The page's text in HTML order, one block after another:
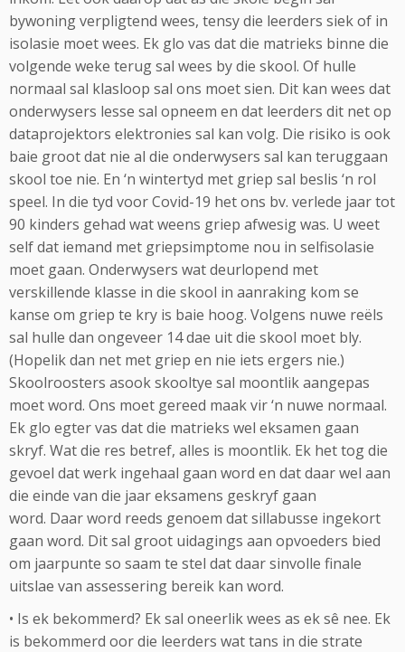
bywoning verpligtend wees, tensy die leerders siek of in
isolasie moet wees. Ek glo vas dat die matrieks binne die
volgende weke terug sal wees by die skool. Of hulle
normaal sal klasloop sal ons moet sien. Dit kan wees dat
onderwysers lesse sal opneem en dat leerders dit net op
dataprojektors elektronies sal kan volg. Die risiko is ook
baie groot dat nie al die onderwysers sal kan teruggaan
skool toe nie. En ‘n wintertyd met griep sal beslis ‘n rol
speel. In die tyd voor Covid-19 het ons bv. verlede jaar tot
90 kinders gehad wat weens griep afwesig was. U weet
self dat iemand met griepsimptome nou in selfisolasie
moet gaan. Onderwysers wat deurlopend met
verskillende klasse in die skool in aanraking kom se
kanse om griep te kry is baie hoog. Volgens nuwe reëls
sal hulle dan ongeveer 14 dae uit die skool moet bly.
(Hopelik dan net met griep en nie iets ergers nie.)
Skoolroosters asook skooltye sal moontlik aangepas
moet word. Ons moet gereed maak vir ‘n nuwe normaal.
Ek glo egter vas dat die matrieks wel eksamen gaan
skryf. Wat die res betref, alles is moontlik. Ek het tog die
gevoel dat werk ingehaal gaan word en dat daar wel aan
die einde van die jaar eksamens geskryf gaan
word. Daar word reeds genoem dat sillabusse ingekort
gaan word. Dit sal groot uidagings aan opvoeders bied
om jaarpunte so saam te stel dat daar sinvolle finale
uitslae van assessering bereik kan word.
• Is ek bekommerd? Ek sal oneerlik wees as ek sê nee. Ek
is bekommerd oor die leerders wat tans in die strate